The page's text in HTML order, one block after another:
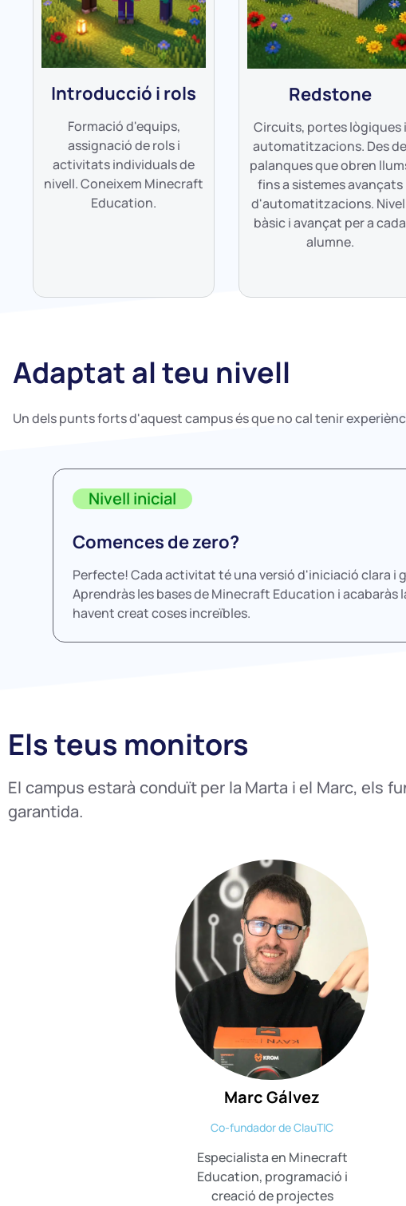
Introducció i rols
Formació d'equips,
assignació de rols i
activitats individuals de
nivell. Coneixem Minecraft
Education.
Redstone
Circuits, portes lògiques i
automatitzacions. Des de
palanques que obren
fins a sistemes avançats
d'automatitzacions.
bàsic i avançat per a cada
alumne.
Adaptat al teu nivell
Un dels punts forts d'aquest campus és que no cal tenir
Nivell inicial
Comences de zero?
Perfecte! Cada activitat té una versió d'iniciació clara i
Aprendràs les bases de Minecraft Education i acabaràs
havent creat coses increïbles.
Els teus monitors
El campus estarà conduït per la Marta i el Marc, els
garantida.
MarcGálvez
Co-fundador de ClauTIC
Especialista en Minecraft
Education, programació i
creació de projectes